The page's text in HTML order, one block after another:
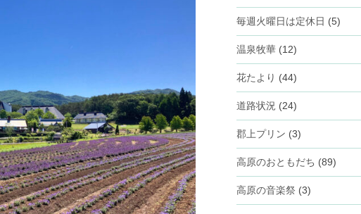
毎週火曜日は定休日 (5)
温泉牧華 (12)
花たより (44)
道路状況 (24)
郡上プリン (3)
高原のおともだち (89)
高原の音楽祭 (3)